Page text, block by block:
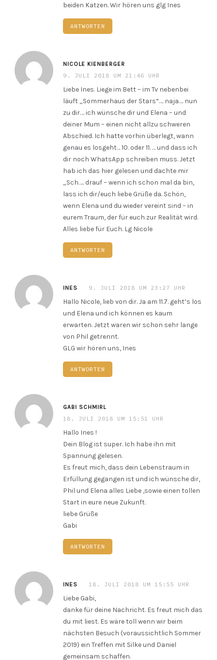
beiden Katzen. Wir hören uns glg Ines
ANTWORTEN
NICOLE KIENBERGER
9. JULI 2018 UM 21:46 UHR
Liebe Ines. Liege im Bett – im Tv nebenbei
läuft „Sommerhaus der Stars“…. naja…. nun
zu dir…. ich wünsche dir und Elena – und
deiner Mum – einen nicht allzu schweren
Abschied. Ich hatte vorhin überlegt, wann
genau es losgeht… 10. oder 11. … und dass ich
dir noch WhatsApp schreiben muss. Jetzt
hab ich das hier gelesen und dachte mir
„Sch….. drauf – wenn ich schon mal da bin,
lass ich dir/euch liebe Grüße da. Schön,
wenn Elena und du wieder vereint sind – in
eurem Traum, der für euch zur Realität wird.
Alles liebe für Euch. Lg Nicole
ANTWORTEN
INES 9. JULI 2018 UM 23:27 UHR
Hallo Nicole, lieb von dir. Ja am 11.7. geht’s los
und Elena und ich können es kaum
erwarten. Jetzt waren wir schon sehr lange
von Phil getrennt.
GLG wir hören uns, Ines
ANTWORTEN
GABI SCHMIRL
18. JULI 2018 UM 15:51 UHR
Hallo Ines !
Dein Blog ist super. Ich habe ihn mit
Spannung gelesen.
Es freut mich, dass dein Lebenstraum in
Erfüllung gegangen ist und ich wünsche dir,
Phil und Elena alles Liebe ,sowie einen tollen
Start in eure neue Zukunft.
liebe Grüße
Gabi
ANTWORTEN
INES 18. JULI 2018 UM 15:55 UHR
Liebe Gabi,
danke für deine Nachricht. Es freut mich das
du mit liest. Es wäre toll wenn wir beim
nächsten Besuch (voraussichtlich Sommer
2019) ein Treffen mit Silke und Daniel
gemeinsam schaffen.